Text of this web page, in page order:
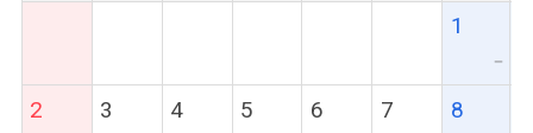
1
ー
2 3 4 5 6 7 8